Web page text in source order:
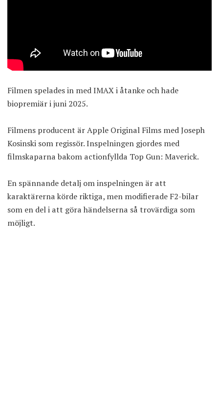
Filmen spelades in med IMAX i åtanke och hade
biopremiär i juni 2025.
Filmens producent är Apple Original Films med Joseph
Kosinski som regissör. Inspelningen gjordes med
filmskaparna bakom actionfyllda Top Gun: Maverick.
En spännande detalj om inspelningen är att
karaktärerna körde riktiga, men modifierade F2-bilar
som en del i att göra händelserna så trovärdiga som
möjligt.